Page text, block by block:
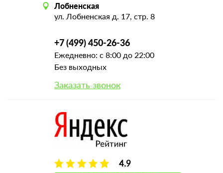
Лобненская
ул. Лобненская д. 17, стр. 8
+7 (499) 450-26-36
Ежедневно: с 8:00 до 22:00
Без выходных
Заказать звонок
4.9